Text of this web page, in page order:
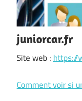
juniorcar.fr
Site web : https://
Comment voir si